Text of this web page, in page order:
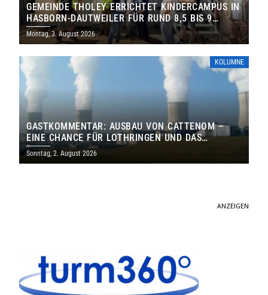
GEMEINDE THOLEY ERRICHTET KINDERCAMPUS IN
HASBORN-DAUTWEILER FÜR RUND 8,5 BIS 9
MILLIONEN EURO
Montag, 3. August 2026
KOLUMNE
GASTKOMMENTAR: AUSBAU VON CATTENOM –
EINE CHANCE FÜR LOTHRINGEN UND DAS
SAARLAND
Sonntag, 2. August 2026
ANZEIGEN